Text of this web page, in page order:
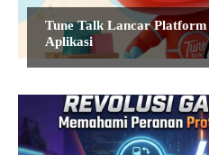
Tune Talk Lancar
Aplikasi